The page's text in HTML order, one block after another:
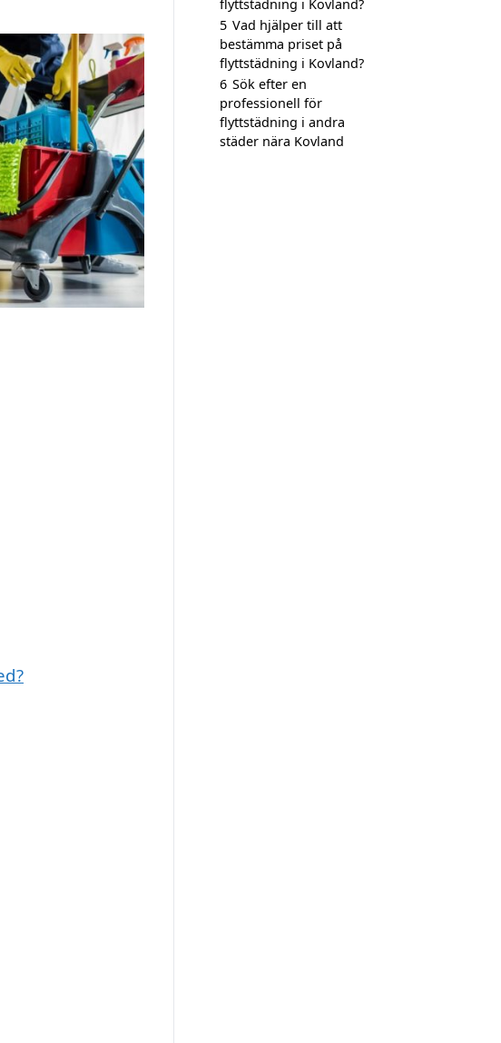
flyttstädning i Kovland?
5 Vad hjälper till att
bestämma priset på
flyttstädning i Kovland?
6 Sök efter en
professionell för
flyttstädning i andra
städer nära Kovland